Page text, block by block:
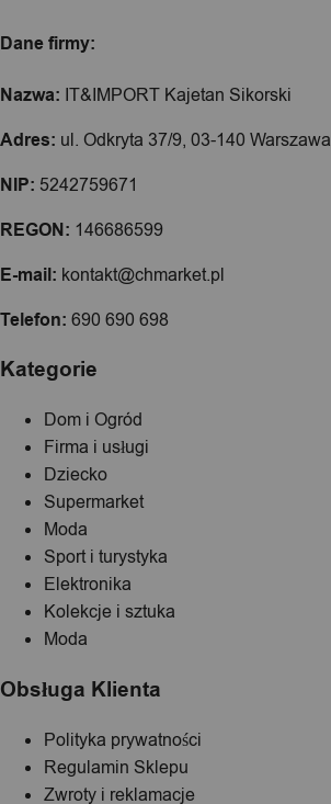
Dane firmy:
Nazwa: IT&IMPORT Kajetan Sikorski
Adres: ul. Odkryta 37/9, 03-140 Warszawa
NIP: 5242759671
REGON: 146686599
E-mail: kontakt@chmarket.pl
Telefon: 690 690 698
Kategorie
Dom i Ogród
Firma i usługi
Dziecko
Supermarket
Moda
Sport i turystyka
Elektronika
Kolekcje i sztuka
Moda
Obsługa Klienta
Polityka prywatności
Regulamin Sklepu
Zwroty i reklamacje